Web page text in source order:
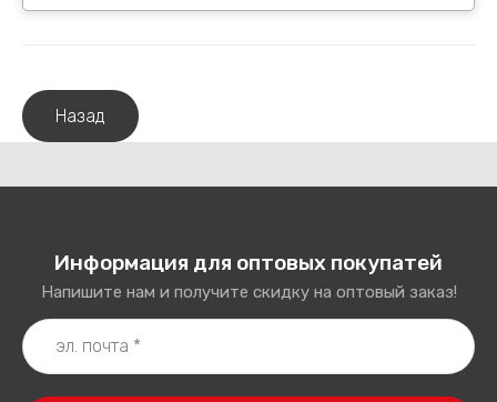
Назад
Информация для оптовых покупатей
Напишите нам и получите скидку на оптовый заказ!